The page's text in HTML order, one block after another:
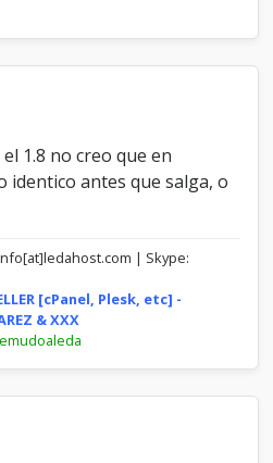
1.8 no creo que en
identico antes que salga, o
| Skype:
[cPanel, Plesk, etc] -
& XXX